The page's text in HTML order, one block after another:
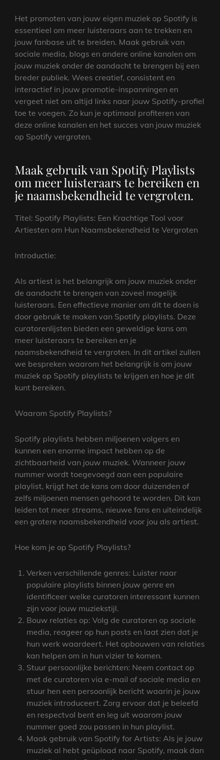
Het promoten van jouw eigen muziek op Spotify is
essentieel om meer luisteraars aan te trekken en
jouw fanbase uit te breiden. Maak gebruik van
sociale media, blogs en andere online kanalen om
jouw muziek onder de aandacht te brengen bij een
breder publiek. Wees creatief, consistent en
interactief in jouw promotie-inspanningen en
vergeet niet om altijd links naar jouw Spotify-profiel
toe te voegen. Zo kun je optimaal profiteren van
deze online kanalen en het succes van jouw muziek
op Spotify vergroten.
Maak gebruik van Spotify Playlists
om meer luisteraars te bereiken en
je naamsbekendheid te vergroten.
Titel: Spotify Playlists: Een Krachtige Tool voor
Artiesten om Hun Naamsbekendheid te Vergroten
Introductie:
Als artiest is het belangrijk om jouw muziek onder
de aandacht te brengen van zoveel mogelijk
luisteraars. Een effectieve manier om dit te doen is
door gebruik te maken van Spotify playlists. Deze
curatorenlijsten bieden een geweldige kans om
meer luisteraars te bereiken en je
naamsbekendheid te vergroten. In dit artikel zullen
we bespreken waarom het belangrijk is om jouw
muziek op Spotify playlists te krijgen en hoe je dit
kunt bereiken.
Waarom Spotify Playlists?
Spotify playlists hebben miljoenen volgers en
kunnen een enorme impact hebben op de
zichtbaarheid van jouw muziek. Wanneer jouw
nummer wordt toegevoegd aan een populaire
playlist, krijgt het de kans om door duizenden of
zelfs miljoenen mensen gehoord te worden. Dit kan
leiden tot meer streams, nieuwe fans en uiteindelijk
een grotere naamsbekendheid voor jou als artiest.
Hoe kom je op Spotify Playlists?
Verken verschillende genres: Luister naar
populaire playlists binnen jouw genre en
identificeer welke curatoren interessant kunnen
zijn voor jouw muziekstijl.
Bouw relaties op: Volg de curatoren op sociale
media, reageer op hun posts en laat zien dat je
hun werk waardeert. Het opbouwen van relaties
kan helpen om in hun vizier te komen.
Stuur persoonlijke berichten: Neem contact op
met de curatoren via e-mail of sociale media en
stuur hen een persoonlijk bericht waarin je jouw
muziek introduceert. Zorg ervoor dat je beleefd
en respectvol bent en leg uit waarom jouw
nummer goed zou passen in hun playlist.
Maak gebruik van Spotify for Artists: Als je jouw
muziek al hebt geüpload naar Spotify, maak dan